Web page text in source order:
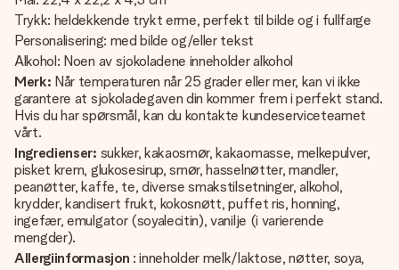
Trykk: heldekkende trykt erme, perfekt til bilde og i fullfarge
Personalisering: med bilde og/eller tekst
Alkohol: Noen av sjokoladene inneholder alkohol
Merk: Når temperaturen når 25 grader eller mer, kan vi ikke
garantere at sjokoladegaven din kommer frem i perfekt stand.
Hvis du har spørsmål, kan du kontakte kundeserviceteamet
vårt.
Ingredienser: sukker, kakaosmør, kakaomasse, melkepulver,
pisket krem, glukosesirup, smør, hasselnøtter, mandler,
peanøtter, kaffe, te, diverse smakstilsetninger, alkohol,
krydder, kandisert frukt, kokosnøtt, puffet ris, honning,
ingefær, emulgator (soyalecitin), vanilje (i varierende
mengder).
Allergiinformasjon : inneholder melk/laktose, nøtter, soya,